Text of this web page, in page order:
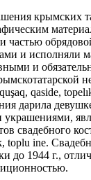
крымских
частью
и исполняли
и
qaside,
дарила
украшениями,
свадебного
toрlu ine.
до 1944 г.,